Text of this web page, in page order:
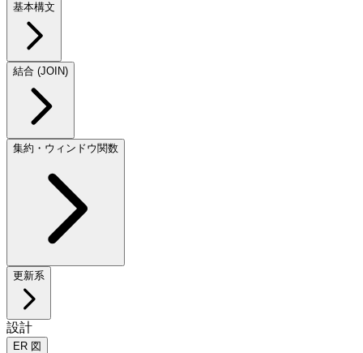
基本構文
結合 (JOIN)
集約・ウィンドウ関数
更新系
設計
ER 図